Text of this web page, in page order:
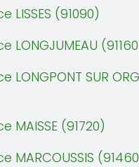
(91090)
SUR
MAISSE (91720)
MARCOUSSIS